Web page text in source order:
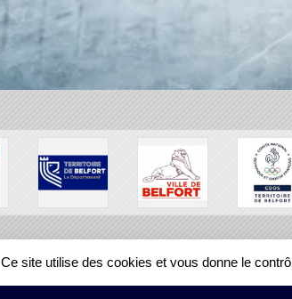
Ce site utilise des cookies et vous donne le